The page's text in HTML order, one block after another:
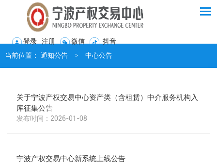
登录 注册 微信
抖音
当前位置：
通知公告 > 中心公告
关于宁波产权交易中心资产类（含租赁）中介服务机构入
库征集公告
2026-01-08
宁波产权交易中心新系统上线公告